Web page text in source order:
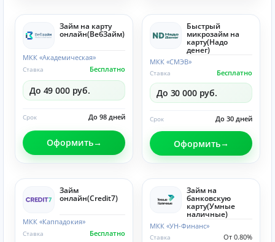
Займ на карту
онлайн(ВебЗайм)
МКК «Академическая»
Бесплатно
Ставка
До 49 000 руб.
До 98 дней
Срок
Оформить
Быстрый
микрозайм на
карту(Надо
денег)
МКК «СМЭВ»
Бесплатно
Ставка
До 30 000 руб.
До 30 дней
Срок
Оформить
Займ
онлайн(Credit7)
МКК «Каппадокия»
Бесплатно
Ставка
Займ на
банковскую
карту(Умные
наличные)
МКК «УН-Финанс»
От 0.80%
Ставка